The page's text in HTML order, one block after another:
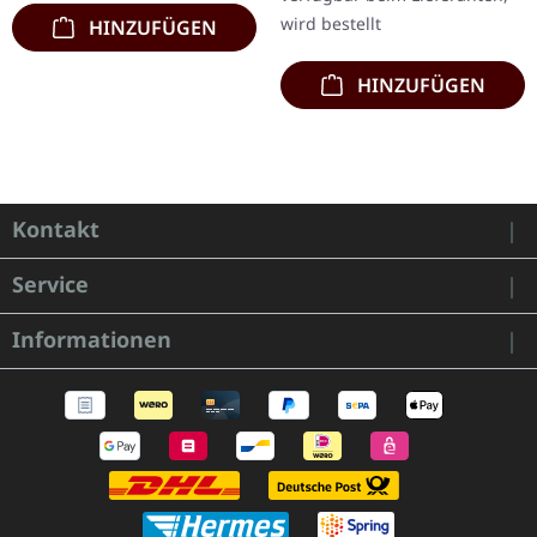
HINZUFÜGEN
wird bestellt
HINZUFÜGEN
Kontakt
Service
Informationen